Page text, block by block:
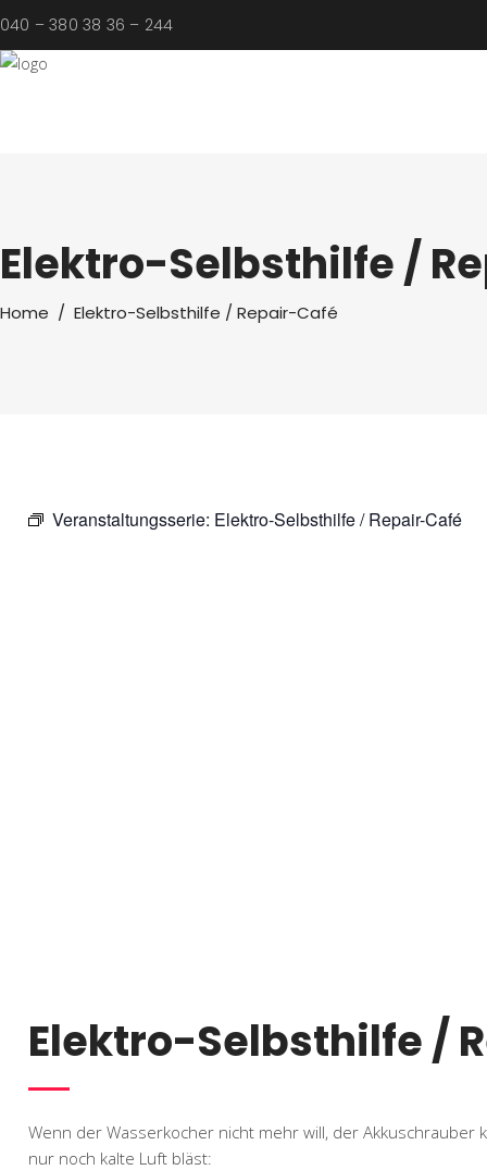
040 – 380 38 36 – 244
Elektro-Selbsthilfe /
Home / Elektro-Selbsthilfe / Repair-Café
Veranstaltungsserie: Elektro-Selbsthilfe / Repair-Café
Elektro-Selbsthilfe /
Wenn der Wasserkocher nicht mehr will, der Akkuschrauber
nur noch kalte Luft bläst: